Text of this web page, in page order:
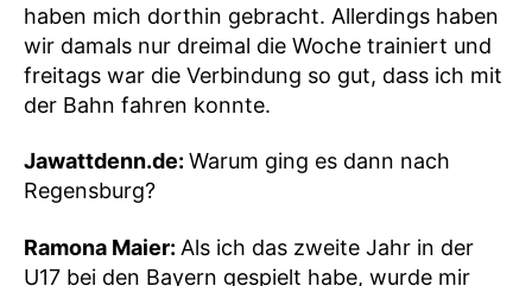
haben mich dorthin gebracht. Allerdings haben
wir damals nur dreimal die Woche trainiert und
freitags war die Verbindung so gut, dass ich mit
der Bahn fahren konnte.
Jawattdenn.de: Warum ging es dann nach
Regensburg?
Ramona Maier: Als ich das zweite Jahr in der
U17 bei den Bayern gespielt habe, wurde mir